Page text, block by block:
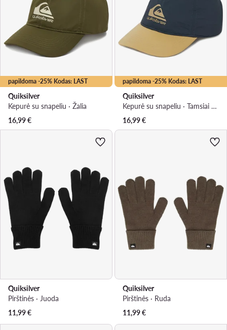
papildoma -25% Kodas: LAST
Quiksilver
Kepurė su snapeliu · Žalia
16,99€
papildoma -25% Kodas: LAST
Quiksilver
Kepurė su snapeliu · Tamsiai mėlyna
16,99€
Quiksilver
Pirštinės · Juoda
11,99€
Quiksilver
Pirštinės · Ruda
11,99€